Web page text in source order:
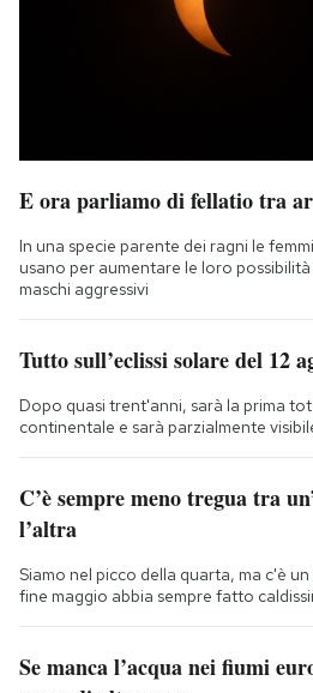
E ora parliamo di fellatio tra
In una specie parente dei ragni le
usano per aumentare le loro
maschi aggressivi
Tutto sull’eclissi solare del 12
Dopo quasi trent'anni, sarà la prima
continentale e sarà parzialmente
C’è sempre meno tregua tra
l’altra
Siamo nel picco della quarta, ma c'è
fine maggio abbia sempre fatto
Se manca l’acqua nei fiumi